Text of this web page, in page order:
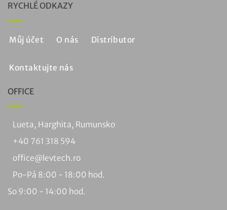
RYCHLÉ ODKAZY
Můj účet O nás Distributor
Kontaktujte nás
OFFICE
Lueta, Harghita, Rumunsko
+40 761 318 594
office@levtech.ro
Po-Pá 8:00 - 18:00 hod.
So 9:00 - 14:00 hod.